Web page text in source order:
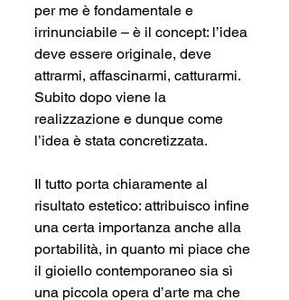
per me è fondamentale e
irrinunciabile – è il concept: l’idea
deve essere originale, deve
attrarmi, affascinarmi, catturarmi.
Subito dopo viene la
realizzazione e dunque come
l’idea è stata concretizzata.
Il tutto porta chiaramente al
risultato estetico: attribuisco infine
una certa importanza anche alla
portabilità, in quanto mi piace che
il gioiello contemporaneo sia sì
una piccola opera d’arte ma che